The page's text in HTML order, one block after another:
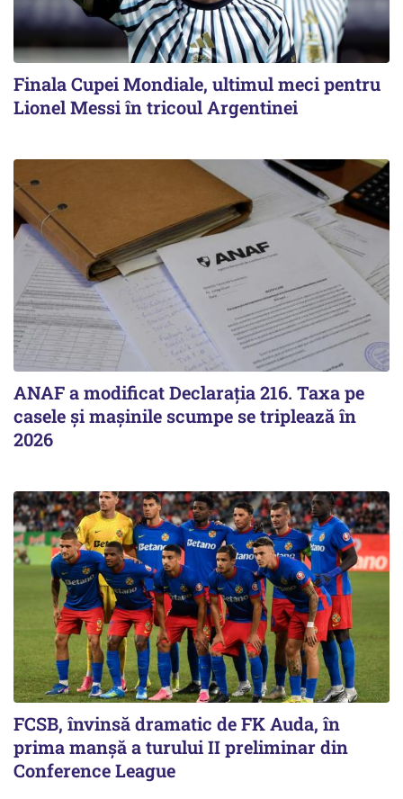
Finala Cupei Mondiale, ultimul meci pentru
Lionel Messi în tricoul Argentinei
ANAF a modificat Declarația 216. Taxa pe
casele și mașinile scumpe se triplează în
2026
FCSB, învinsă dramatic de FK Auda, în
prima manșă a turului II preliminar din
Conference League